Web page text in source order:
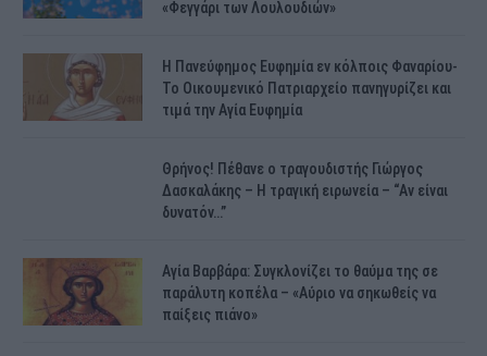
«Φεγγάρι των Λουλουδιών»
H Πανεύφημος Ευφημία εν κόλποις Φαναρίου-
Το Οικουμενικό Πατριαρχείο πανηγυρίζει και
τιμά την Αγία Ευφημία
Θρήνος! Πέθανε ο τραγουδιστής Γιώργος
Δασκαλάκης – Η τραγική ειρωνεία – “Αν είναι
δυνατόν…”
Αγία Βαρβάρα: Συγκλονίζει το θαύμα της σε
παράλυτη κοπέλα – «Αύριο να σηκωθείς να
παίξεις πιάνο»